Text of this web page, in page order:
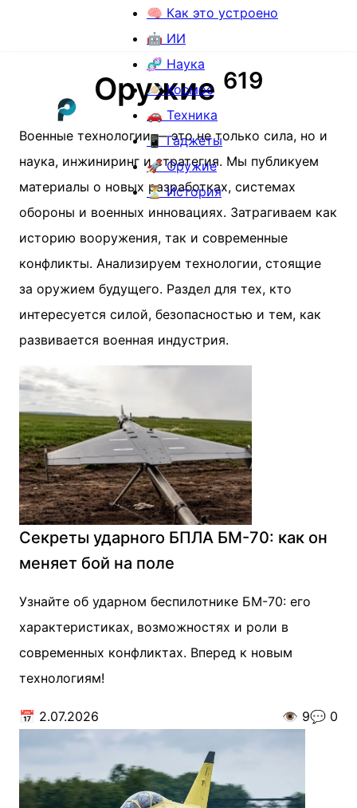
🧠 Как это устроено
🤖 ИИ
🧬 Наука
🪐 Космос
🚗 Техника
📱 Гаджеты
🚀 Оружие
⏳ История
Оружие 619
Военные технологии — это не только сила, но и
наука, инжиниринг и стратегия. Мы публикуем
материалы о новых разработках, системах
обороны и военных инновациях. Затрагиваем как
историю вооружения, так и современные
конфликты. Анализируем технологии, стоящие
за оружием будущего. Раздел для тех, кто
интересуется силой, безопасностью и тем, как
развивается военная индустрия.
Секреты ударного БПЛА БМ-70: как он
меняет бой на поле
Узнайте об ударном беспилотнике БМ-70: его
характеристиках, возможностях и роли в
современных конфликтах. Вперед к новым
технологиям!
📅 2.07.2026 👁️ 9💬 0